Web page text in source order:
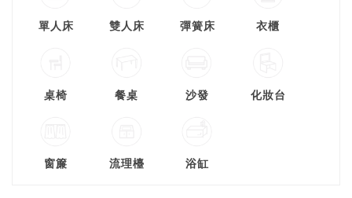
單人床 雙人床 彈簧床 衣櫃
桌椅 餐桌 沙發 化妝台
窗簾 流理檯 浴缸